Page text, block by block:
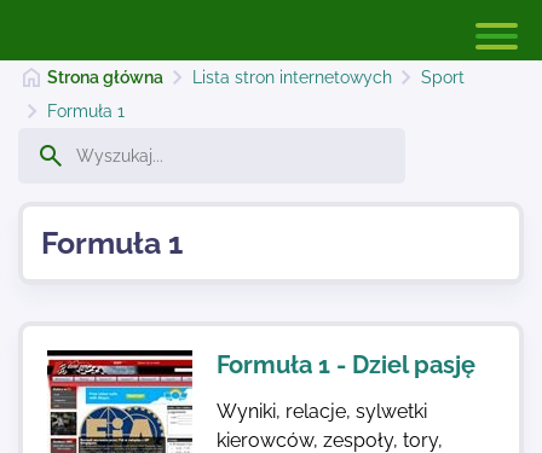
Najnowsze
Kontakt
Strona główna Lista stron internetowych
Sport
Formuła 1
Formuła 1
Formuła 1 - Dziel pasję
Wyniki, relacje, sylwetki
kierowców, zespoły, tory,